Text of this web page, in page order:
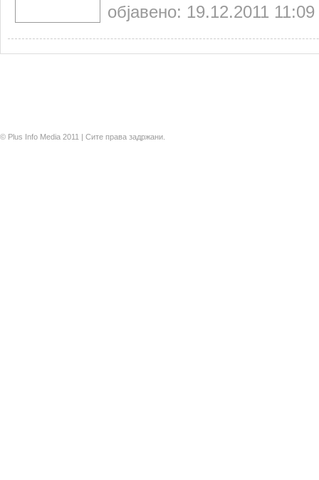
објавено: 19.12.2011 11:09
© Plus Info Media 2011 | Сите права задржани.